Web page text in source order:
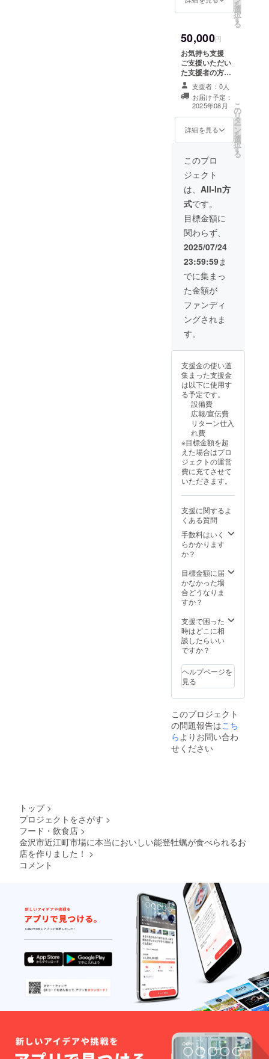
原産国：日本、
産地：石川県七
尾市
を
選
択
す
る
50,000円
お気持ち支援
ご支援いただい
た支援者の方々
にお礼のメール
をお送りいたし
ます。 ※このリ
ターンは3,000
円、10,000円の
リターンと同じ
支援者：0人
お届け予定：
2025年08月
詳細を見る
こ
の
リ
タ
ー
ン
を
選
択
す
る
このプロ
ジェクト
は、 All-In方
式です。
目標金額に
関わらず、
2025/07/24
23:59:59ま
でに集まっ
た金額が
ファンディ
ングされま
す。
支援金の使い道
集まった支援金
は以下に使用す
る予定です。
設備費
広報/宣伝費
リターン仕入
れ費
※目標金額を超
えた場合はプロ
ジェクトの運営
費に充てさせて
いただきます。
支援に関するよ
くある質問
手数料はいく
らかかります
か？
目標金額に届
かなかった場
合どうなりま
すか？
支援で困った
時はどこに相
談したらいい
ですか？
ヘルプページを
見る
このプロジェクト
の問題報告はこち
ら よりお問い合わ
せください
トップ >
プロジェクトをさがす >
フード・飲食店 >
金沢市近江町市場に本当においしい能登牡蠣が食べられるお
店を作りました！ >
コメント